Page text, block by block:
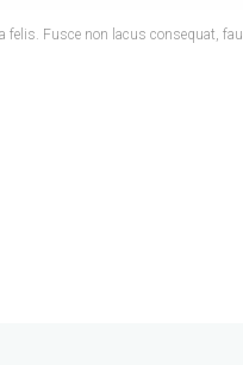
Fusce non lacus consequat,